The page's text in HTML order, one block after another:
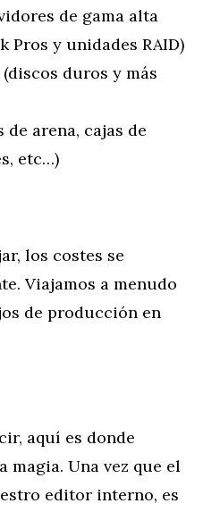
de gama alta
Pros y unidades RAID)
duros y más
de arena, cajas de
etc…)
los costes se
Viajamos a menudo
de producción en
aquí es donde
magia. Una vez que el
editor interno, es